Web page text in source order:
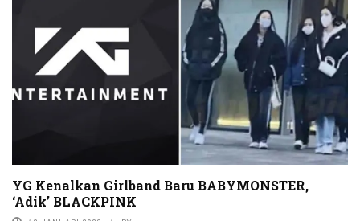
YG Kenalkan Girlband Baru BABYMONSTER,
‘Adik’ BLACKPINK